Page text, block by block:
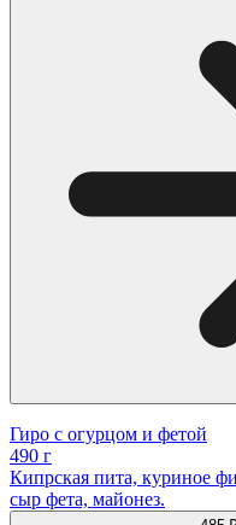
Гиро с огурцом и фетой
490 г
Кипрская пита, куриное
сыр фета, майонез.